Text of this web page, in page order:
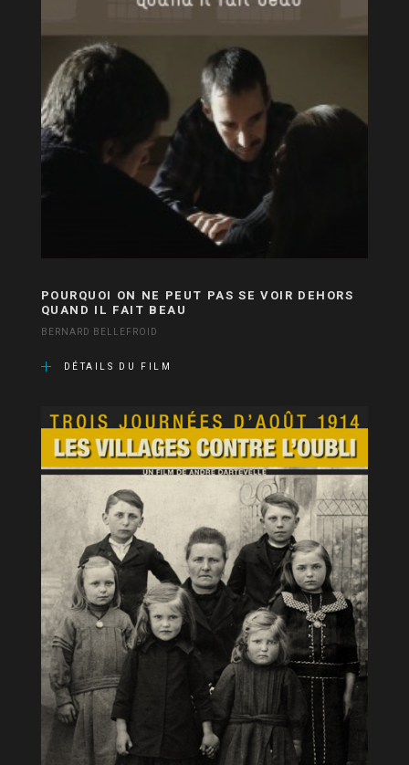
POURQUOI ON NE PEUT PAS SE VOIR DEHORS
QUAND IL FAIT BEAU
BERNARD BELLEFROID
DÉTAILS DU FILM